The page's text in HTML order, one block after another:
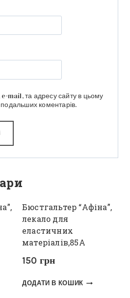
mail, та адресу сайту в цьому
коментарів.
Бюстгальтер “Афіна”,
лекало для
еластичних
матеріалів,85А
150 грн
ДОДАТИ В КОШИК